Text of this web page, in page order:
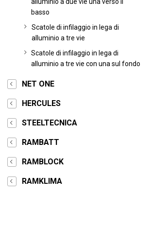
basso
Scatole di infilaggio in lega di
alluminio a tre vie
Scatole di infilaggio in lega di
alluminio a tre vie con una sul fondo
NET ONE
HERCULES
STEELTECNICA
RAMBATT
RAMBLOCK
RAMKLIMA